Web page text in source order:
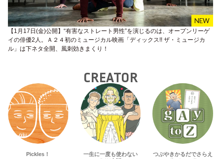
【1⽉17⽇(⾦)公開】“有害なストレート男性”を演じるのは、オープンリーゲ
イの俳優2人。Ａ２４初のミュージカル映画「ディックス!! ザ・ミュージカ
ル」は下ネタ全開、風刺効きまくり！
CREATOR
Pickles！
一生に一度も使わない
つぶやきかるだでさらえ